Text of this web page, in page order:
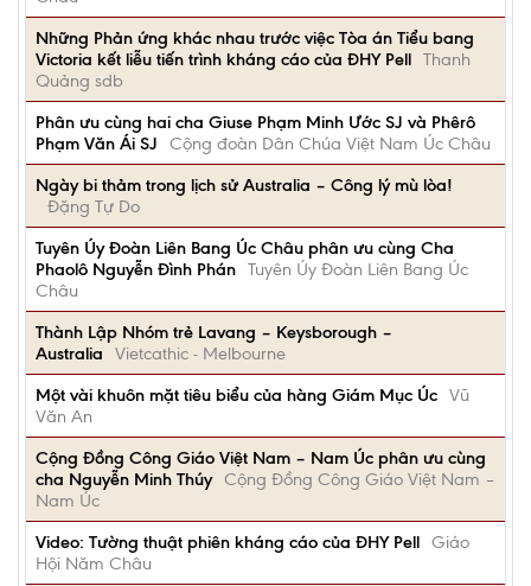
Những Phản ứng khác nhau trước việc Tòa án Tiểu bang
Victoria kết liễu tiến trình kháng cáo của ĐHY Pell Thanh
Quảng sdb
Phân ưu cùng hai cha Giuse Phạm Minh Ước SJ và Phêrô
Phạm Văn Ái SJ
Cộng đoàn Dân Chúa Việt Nam Úc Châu
Ngày bi thảm trong lịch sử Australia – Công lý mù lòa!
Đặng Tự Do
Tuyên Úy Đoàn Liên Bang Úc Châu phân ưu cùng Cha
Phaolô Nguyễn Đình Phán Tuyên Úy Đoàn Liên Bang Úc
Châu
Thành Lập Nhóm trẻ Lavang – Keysborough –
Australia
Vietcathic - Melbourne
Một vài khuôn mặt tiêu biểu của hàng Giám Mục Úc Vũ
Văn An
Cộng Đồng Công Giáo Việt Nam – Nam Úc phân ưu cùng
cha Nguyễn Minh Thúy Cộng Đồng Công Giáo Việt Nam –
Nam Úc
Video: Tường thuật phiên kháng cáo của ĐHY Pell Giáo
Hội Năm Châu